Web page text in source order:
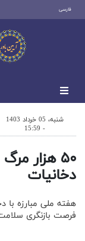
فارسی
شنبه، 05 خرداد 1403
- 15:59
۵۰ هزار
دخانیات
هفته ملی مبارزه با
فرصت بازنگری